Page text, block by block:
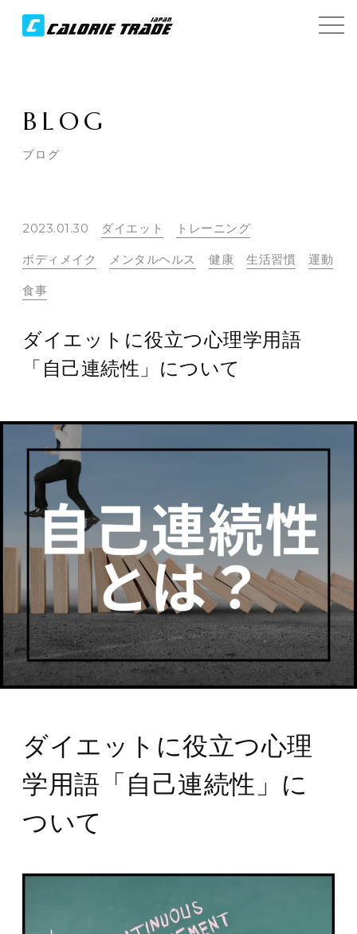
BLOG
ブログ
2023.01.30 ダイエット トレーニング
ボディメイク メンタルヘルス 健康 生活習慣 運動
食事
ダイエットに役立つ心理学用語
「自己連続性」について
ダイエットに役立つ心理
学用語「自己連続性」に
ついて